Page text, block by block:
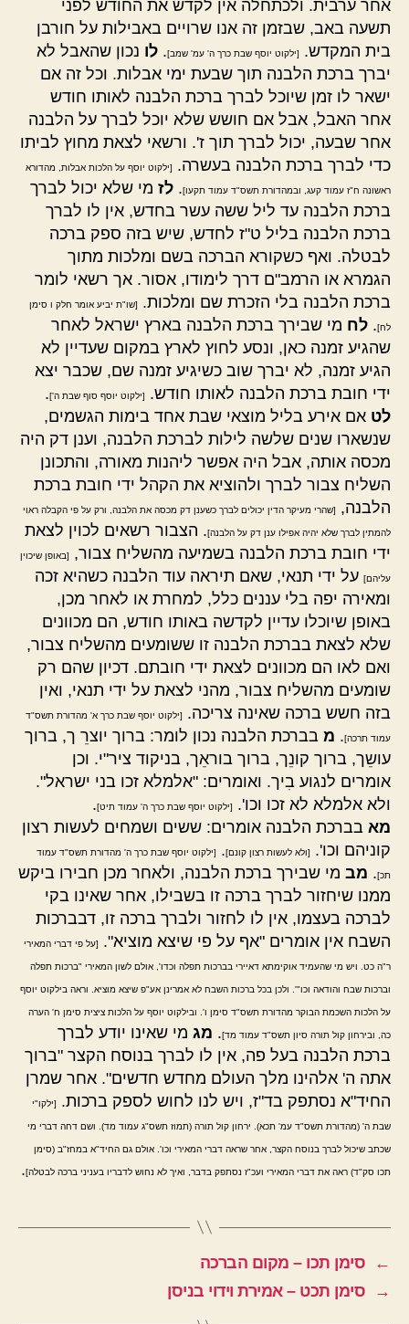
אחר ערבית. ולכתחלה אין לקדש את החודש לפני
תשעה באב, שבזמן זה אנו שרויים באבילות על חורבן
בית המקדש.
[ילקוט יוסף שבת כרך ה' עמ' שמב]. לו נכון שהאבל לא
יברך ברכת הלבנה תוך שבעת ימי אבלות. וכל זה אם
ישאר לו זמן שיוכל לברך ברכת הלבנה לאותו חודש
אחר האבל, אבל אם חושש שלא יוכל לברך על הלבנה
אחר שבעה, יכול לברך תוך ז'. ורשאי לצאת מחוץ לביתו
כדי לברך ברכת הלבנה בעשרה.
[ילקוט יוסף על הלכות אבלות, מהדורא
ראשונה ח"ז עמוד קעג, ובמהדורת תשס"ד עמוד תקעו]. לז מי שלא יכול לברך
ברכת הלבנה עד ליל ששה עשר בחדש, אין לו לברך
ברכת הלבנה בליל ט"ז לחדש, שיש בזה ספק ברכה
לבטלה. ואף כשקורא הברכה בשם ומלכות מתוך
הגמרא או הרמב"ם דרך לימודו, אסור. אך רשאי לומר
ברכת הלבנה בלי הזכרת שם ומלכות.
[שו"ת יביע אומר חלק ו סימן
לח]. לח מי שבירך ברכת הלבנה בארץ ישראל לאחר
שהגיע זמנה כאן, ונסע לחוץ לארץ במקום שעדיין לא
הגיע זמנה, לא יברך שוב כשיגיע זמנה שם, שכבר יצא
ידי חובת ברכת הלבנה לאותו חודש.
[ילקוט יוסף סוף שבת ה'].
לט אם אירע בליל מוצאי שבת אחד בימות הגשמים,
שנשארו שנים שלשה לילות לברכת הלבנה, וענן דק היה
מכסה אותה, אבל היה אפשר ליהנות מאורה, והתכונן
השליח צבור לברך ולהוציא את הקהל ידי חובת ברכת
הלבנה,
[שהרי מעיקר הדין יכולים לברך כשענן דק מכסה את הלבנה, ורק על פי הקבלה ראוי
להמתין לברך שלא יהיה אפילו ענן דק על הלבנה]. הצבור רשאים לכוין לצאת
ידי חובת ברכת הלבנה בשמיעה מהשליח צבור,
[באופן שיכוין
עליהם] על ידי תנאי, שאם תיראה עוד הלבנה כשהיא זכה
ומאירה יפה בלי עננים כלל, למחרת או לאחר מכן,
באופן שיוכלו עדיין לקדשה באותו חודש, הם מכוונים
שלא לצאת בברכת הלבנה זו ששומעים מהשליח צבור,
ואם לאו הם מכוונים לצאת ידי חובתם. דכיון שהם רק
שומעים מהשליח צבור, מהני לצאת על ידי תנאי, ואין
בזה חשש ברכה שאינה צריכה.
[ילקוט יוסף שבת כרך א' מהדורת תשס"ד
עמוד תרכה]. מ בברכת הלבנה נכון לומר: ברוך יוצרֵ ך, ברוך
עושֵך, ברוך קונֵך, ברוך בוראֵך, בניקוד ציר"י. וכן
אומרים לנגוע בִיך. ואומרים: "אלמלא זכו בני ישראל".
ולא אלמלא לא זכו וכו'.
[ילקוט יוסף שבת כרך ה' עמוד תיט].
מא בברכת הלבנה אומרים: ששים ושמחים לעשות רצון
קוניהם וכו'.
[ולא לעשות רצון קונם]. [ילקוט יוסף שבת כרך ה' מהדורת תשס"ד עמוד
תכ]. מב מי שבירך ברכת הלבנה, ולאחר מכן חבירו ביקש
ממנו שיחזור לברך ברכה זו בשבילו, אחר שאינו בקי
לברכה בעצמו, אין לו לחזור ולברך ברכה זו, דבברכות
השבח אין אומרים "אף על פי שיצא מוציא".
[על פי דברי המאירי
ר"ה כט. ויש מי שהעמיד אוקימתא דאיירי בברכות תפלה וכדו', אולם לשון המאירי "ברכות תפלה
וברכות שבח והודאה וכו"'. ולכן בכל ברכות השבח לא אמרינן אע"פ שיצא מוציא. וראה בילקוט יוסף
על הלכות השכמת הבוקר מהדורת תשס"ד סימן ו'. ובילקוט יוסף על הלכות ציצית סימן ח' הערה
כה, ובירחון קול תורה סיון תשס"ד עמוד מד]. מג מי שאינו יודע לברך
ברכת הלבנה בעל פה, אין לו לברך בנוסח הקצר "ברוך
אתה ה' אלהינו מלך העולם מחדש חדשים". אחר שמרן
החיד"א נסתפק בד"ז, ויש לנו לחוש לספק ברכות.
[ילקו"י
שבת ה' (מהדורת תשס"ד עמ' תכא). ירחון קול תורה (תמוז תשס"ג עמוד מד). ושם דחה דברי מי
שכתב שיכול לברך בנוסח הקצר, אחר שראה דברי המאירי וכו'. אולם גם החיד"א במחז"ב (סימן
תכו סק"ד) ראה את דברי המאירי ועכ"ז נסתפק בדבר, ואיך לא נחוש לדבריו בעניני ברכה לבטלה].
←
סימן תכו – מקום הברכה
→
סימן תכט – אמירת וידוי בניסן